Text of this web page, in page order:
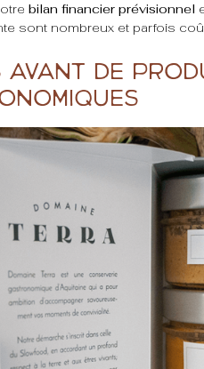
bilan financier prévisionnel
sont nombreux et parfois
de